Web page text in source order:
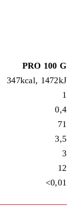
PRO 100 G
347kcal, 1472kJ
1
0,4
71
3,5
3
12
<0,01